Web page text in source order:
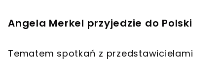
Angela Merkel przyjedzie do Polski
Tematem spotkań z przedstawicielami